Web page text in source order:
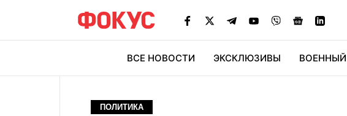
ВСЕ НОВОСТИ ЭКСКЛЮЗИВЫ
ПОЛИТИКА